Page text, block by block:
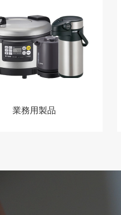
業務用製品